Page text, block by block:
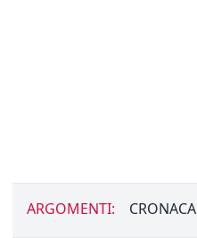
ARGOMENTI: CRONACA